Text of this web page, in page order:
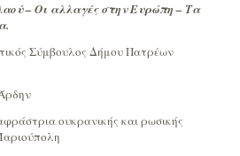
– Οι αλλαγές στην Ευρώπη – Τα
Σύμβουλος Δήμου Πατρέων
ουκρανικής και ρωσικής